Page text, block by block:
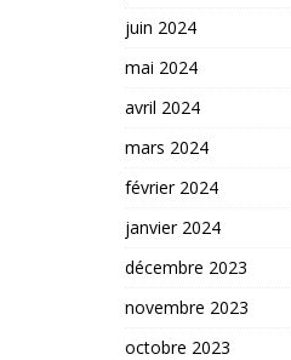
juin 2024
mai 2024
avril 2024
mars 2024
février 2024
janvier 2024
décembre 2023
novembre 2023
octobre 2023